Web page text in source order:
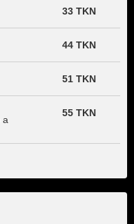
33 TKN
44 TKN
51 TKN
a
55 TKN